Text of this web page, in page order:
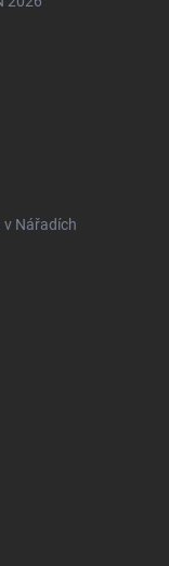
v Nářadích